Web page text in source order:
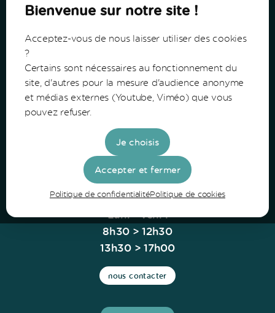
Communauté de Communes du Bazadais
Lieu-Dit Coucut
33430 Bazas
Tel: 05 56 25 28 81
Horaires
Lun. - Ven. :
8h30 > 12h30
13h30 > 17h00
nous contacter
Bienvenue sur notre site !
Acceptez-vous de nous laisser utiliser des cookies
?
Certains sont nécessaires au fonctionnement du
site, d'autres pour la mesure d'audience anonyme
et médias externes (Youtube, Viméo) que vous
pouvez refuser.
Je choisis
Accepter et fermer
Politique de confidentialitéPolitique de cookies